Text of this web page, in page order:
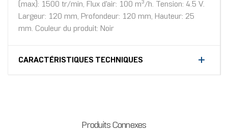
(max): 1500 tr/min, Flux d'air: 100 m³/h. Tension: 4.5 V.
Largeur: 120 mm, Profondeur: 120 mm, Hauteur: 25
mm. Couleur du produit: Noir
CARACTÉRISTIQUES TECHNIQUES
Produits Connexes